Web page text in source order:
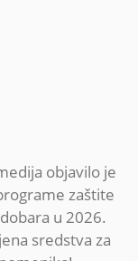
objavilo je
zaštite
u 2026.
sredstva za